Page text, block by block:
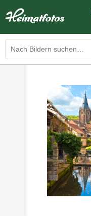
LED-
WIR